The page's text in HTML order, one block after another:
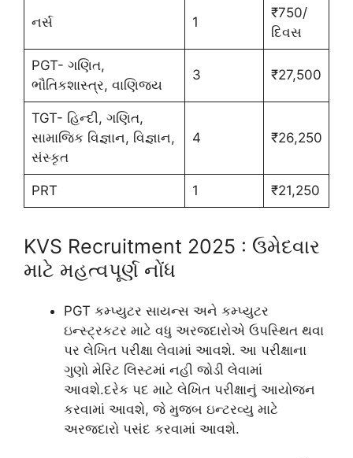
નર્સ 1
₹750/
દિવસ
PGT- ગણિત,
ભૌતિકશાસ્ત્ર, વાણિજ્ય
3 ₹27,500
TGT- હિન્દી, ગણિત,
સામાજિક વિજ્ઞાન, વિજ્ઞાન,
સંસ્કૃત
4 ₹26,250
PRT 1 ₹21,250
KVS Recruitment 2025 : ઉમેદવાર
માટે મહત્વપૂર્ણ નોંધ
PGT કમ્પ્યુટર સાયન્સ અને કમ્પ્યુટર
ઇન્સ્ટ્રકટર માટે વધુ અરજદારોએ ઉપસ્થિત થવા
પર લેખિત પરીક્ષા લેવામાં આવશે. આ પરીક્ષાના
ગુણો મેરિટ લિસ્ટમાં નહી જોડી લેવામાં
આવશે.દરેક પદ માટે લેખિત પરીક્ષાનું આયોજન
કરવામાં આવશે, જે મુજબ ઇન્ટરવ્યુ માટે
અરજદારો પસંદ કરવામાં આવશે.